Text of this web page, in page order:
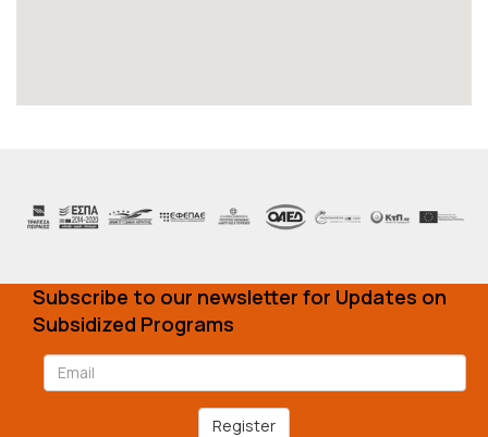
Subscribe to our newsletter for Updates on
Subsidized Programs
Register